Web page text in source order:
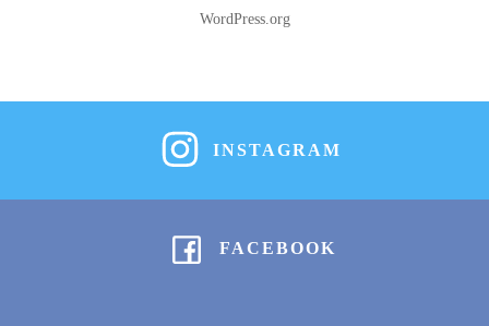
WordPress.org
INSTAGRAM
FACEBOOK